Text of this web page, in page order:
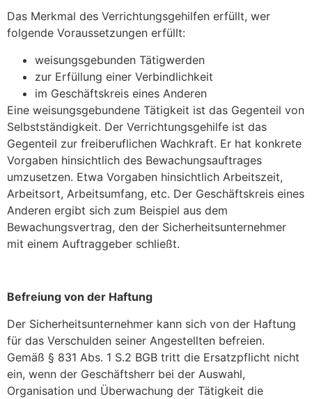
Das Merkmal des Verrichtungsgehilfen erfüllt, wer
folgende Voraussetzungen erfüllt:
weisungsgebunden Tätigwerden
zur Erfüllung einer Verbindlichkeit
im Geschäftskreis eines Anderen
Eine weisungsgebundene Tätigkeit ist das Gegenteil von
Selbstständigkeit. Der Verrichtungsgehilfe ist das
Gegenteil zur freiberuflichen Wachkraft. Er hat konkrete
Vorgaben hinsichtlich des Bewachungsauftrages
umzusetzen. Etwa Vorgaben hinsichtlich Arbeitszeit,
Arbeitsort, Arbeitsumfang, etc. Der Geschäftskreis eines
Anderen ergibt sich zum Beispiel aus dem
Bewachungsvertrag, den der Sicherheitsunternehmer
mit einem Auftraggeber schließt.
Befreiung von der Haftung
Der Sicherheitsunternehmer kann sich von der Haftung
für das Verschulden seiner Angestellten befreien.
Gemäß § 831 Abs. 1 S.2 BGB tritt die Ersatzpflicht nicht
ein, wenn der Geschäftsherr bei der Auswahl,
Organisation und Überwachung der Tätigkeit die